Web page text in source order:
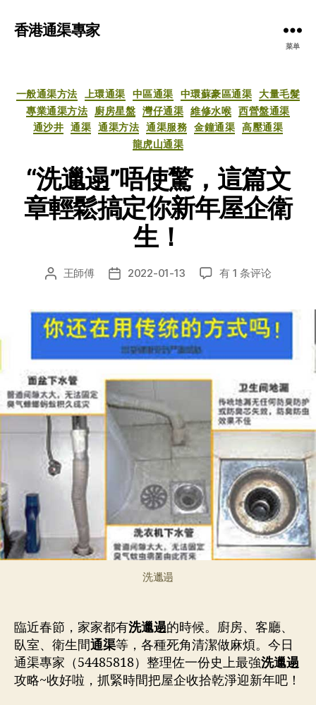
香港通渠專家
菜单
分
类
一般通渠方法 上環通渠 中區通渠 中環蘇豪區通渠
大量毛髮
專業通渠方法
廚房星盤 灣仔通渠 維修水喉
西營盤通渠
通沙井 通渠 通渠方法 通渠服務 金鐘通渠
高壓通渠
龍虎山通渠
“洗邋遢”唔使驚，這篇文
章輕鬆搞定你新年屋企衛
生！
文
者
王師傅
发
期
2022-01-13
“洗
唔
使
文
章
輕
搞
定
你
新
年
企
有 1 条评论
洗邋遢
臨近春節，家家都有洗邋遢的時候。廚房、客廳、
臥室、衛生間通渠等，各種死角清潔做麻煩。今日
通渠專家（54485818）整理佐一份史上最強洗邋遢
攻略~收好啦，抓緊時間把屋企收拾乾淨迎新年吧！